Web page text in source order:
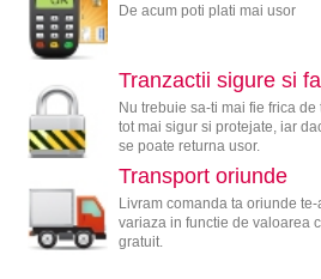
De acum poti plati mai usor
Tranzactii sigure si
Nu trebuie sa-ti mai fie frica
tot mai sigur si protejate, iar
se poate returna usor.
Transport oriunde
Livram comanda ta oriunde
variaza in functie de valoarea
gratuit.